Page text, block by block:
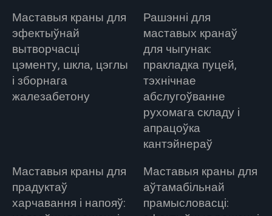
Маставыя краны для
эфектыўнай
вытворчасці
цэменту, шкла, цэглы
і зборнага
жалезабетону
Рашэнні для
маставых кранаў
для чыгунак:
пракладка пуцей,
тэхнічнае
абслугоўванне
рухомага складу і
апрацоўка
кантэйнераў
Маставыя краны для
прадуктаў
харчавання і напояў:
Маставыя краны для
аўтамабільнай
прамысловасці: